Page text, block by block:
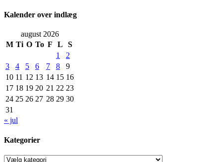
Kalender over indlæg
august 2026
M Ti O To F L
S
1
2
3
4 5 6 7 8
9
10 11 12 13 14 15 16
17 18 19 20 21 22 23
24 25 26 27 28 29 30
31
« jul
Kategorier
Kategorier